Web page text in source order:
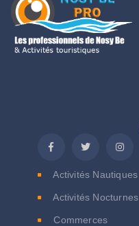
Activités Nautiques
Activités Nocturnes
Commerces